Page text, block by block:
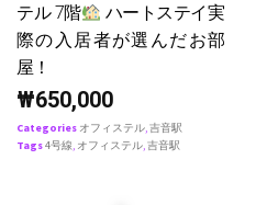
テル 7階
ハートステイ実
際の入居者が選んだお部
屋！
₩650,000
Categories オフィステル,吉音駅
Tags4号線, オフィステル,吉音駅